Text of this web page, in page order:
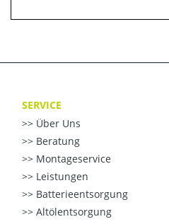
SERVICE
Über Uns
Beratung
Montageservice
Leistungen
Batterieentsorgung
Altölentsorgung